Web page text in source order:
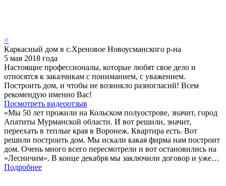
<
Каркасный дом в с.Хреновое Новоусманского р-на
5 мая 2018 года
Настоящие профессионалы, которые любят свое дело и
относятся к заказчикам с пониманием, с уважением.
Построить дом, и чтобы не возникло разногласий! Всем
рекомендую именно Вас!
Посмотреть видеоотзыв
«Мы 50 лет прожили на Кольском полуострове, значит, город
Апатиты Мурманской области. И вот решили, значит,
переехать в теплые края в Воронеж. Квартира есть. Вот
решили построить дом. Мы искали какая фирма нам построит
дом. Очень много всего пересмотрели и вот остановились на
«Лесничим». В конце декабря мы заключили договор и уже…
Подробнее